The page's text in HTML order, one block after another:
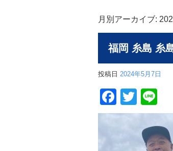
月別アーカイブ:
福岡 糸島 糸
投稿日 2024年5月7日